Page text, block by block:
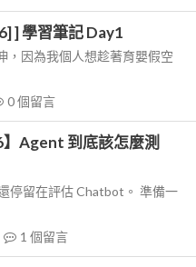
] 學習筆記 Day1
，因為我個人想趁著育嬰假空
0個留言
Agent 到底該怎麼測
停留在評估 Chatbot。 準備一
1 個留言